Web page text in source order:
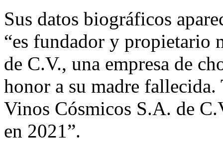
Sus datos biográficos
“es fundador y propietario
de C.V., una empresa de
honor a su madre
Vinos Cósmicos S.A. de
en 2021”.​